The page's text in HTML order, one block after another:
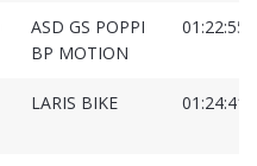
ASD GS POPPI
BP MOTION
LARIS BIKE